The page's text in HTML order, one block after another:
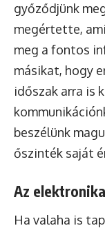
győződjünk
megértette,
meg a fontos
másikat, hogy
időszak arra is
beszélünk
őszinték saját
Az
Ha valaha is